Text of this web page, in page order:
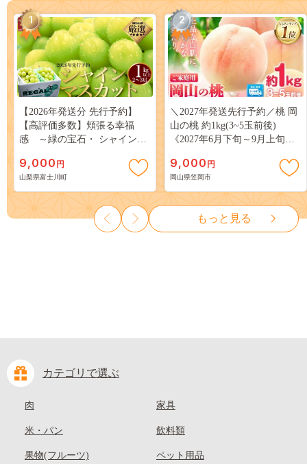
1
【2026年発送分 先行予約】
【高評価多数】頬張る幸福
感 ～緑の宝石・ シャインマ
３房） フルーツ 山梨県産 果
物 くだもの シャイン マスカ
ット ぶどう ブドウ 葡萄 大粒
種なし 先行予約 富士川町
10000円 一万円 9000円 九千円
9,000 円
山梨県富士川町
2
＼2027年発送先行予約／桃 岡
山の桃 約1kg(3~5玉前後)
《2027年6月下旬～9月上旬頃
岡山 はくとう スイーツ フル
ーツ 果物 デザート 旬 モモ も
も 先行予約 送料無料 果物 岡
山県 笠岡市 清水白桃 白鳳 白
麗 クール便---
kasaoka_zsy_419_100---
9,000 円
岡山県笠岡市
もっと見る
カテゴリで選ぶ
肉
米・パン
果物(フルーツ)
家具
飲料類
ペット用品